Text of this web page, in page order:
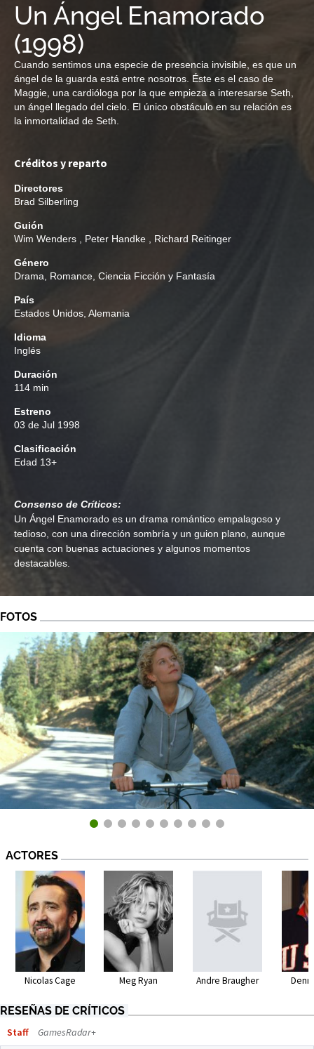
Un Ángel Enamorado
(1998)
Cuando sentimos una especie de presencia invisible, es que un
ángel de la guarda está entre nosotros. Éste es el caso de
Maggie, una cardióloga por la que empieza a interesarse Seth,
un ángel llegado del cielo. El único obstáculo en su relación es
la inmortalidad de Seth.
Créditos y reparto
Directores
Brad Silberling
Guión
Wim Wenders
Peter Handke Richard Reitinger
Género
Drama
Romance Ciencia Ficción y Fantasía
País
Estados Unidos, Alemania
Idioma
Inglés
Duración
114 min
Estreno
03 de Jul 1998
Clasificación
Edad 13+
Consenso de Críticos:
Un Ángel Enamorado es un drama romántico empalagoso y
tedioso, con una dirección sombría y un guion plano, aunque
cuenta con buenas actuaciones y algunos momentos
destacables.
FOTOS
ACTORES
Nicolas Cage Meg Ryan Andre Braugher
RESEÑAS DE CRÍTICOS
Staff GamesRadar+